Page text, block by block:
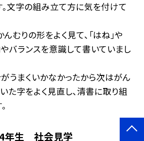
文字の組み立て方に気を付けて
んむりの形をよく見て、「はね」や
やバランスを意識して書いていまし
がうまくいかなかったから次はがん
た字をよく見直し、清書に取り組
4年生 社会見学